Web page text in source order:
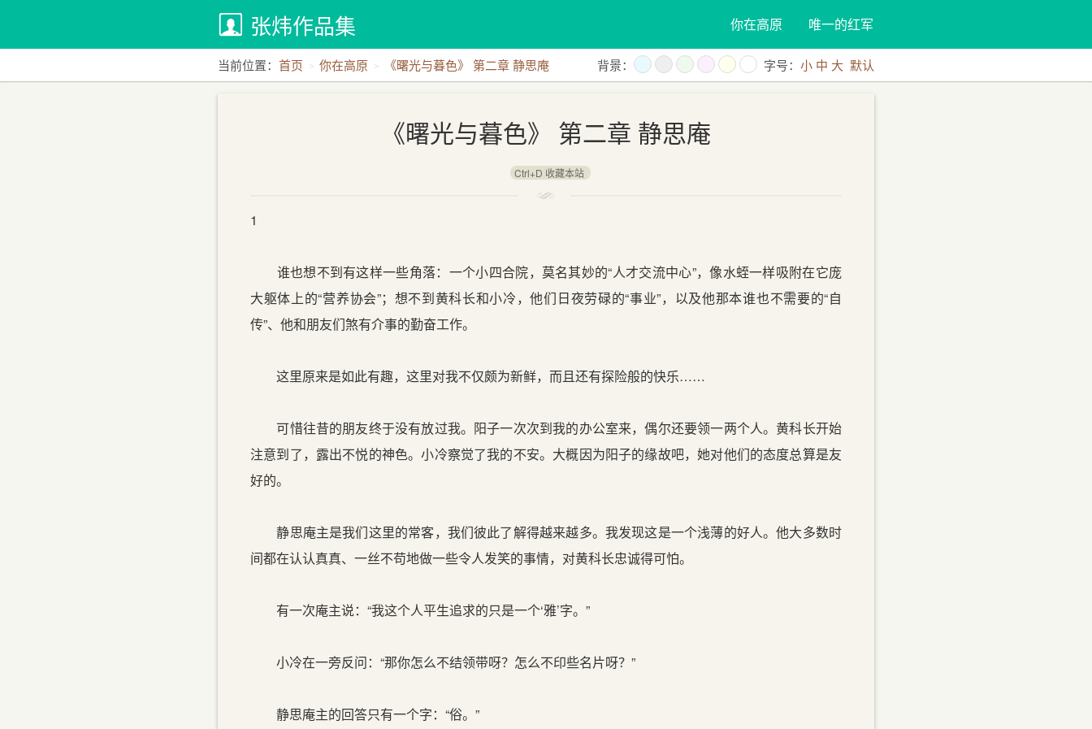
张炜作品集 你在高原 唯一的红军
当前位置： 首页 你在高原 《曙光与暮色》 第二章 静思庵 背景： 字号： 小 中 大 默认
《曙光与暮色》 第二章 静思庵
Ctrl+D 收藏本站
1
谁也想不到有这样一些角落：一个小四合院，莫名其妙的“人才交流中心”，像水蛭一样吸附在它庞
大躯体上的“营养协会”；想不到黄科长和小冷，他们日夜劳碌的“事业”，以及他那本谁也不需要的“自
传”、他和朋友们煞有介事的勤奋工作。
这里原来是如此有趣，这里对我不仅颇为新鲜，而且还有探险般的快乐……
可惜往昔的朋友终于没有放过我。阳子一次次到我的办公室来，偶尔还要领一两个人。黄科长开始
注意到了，露出不悦的神色。小冷察觉了我的不安。大概因为阳子的缘故吧，她对他们的态度总算是友
好的。
静思庵主是我们这里的常客，我们彼此了解得越来越多。我发现这是一个浅薄的好人。他大多数时
间都在认认真真、一丝不苟地做一些令人发笑的事情，对黄科长忠诚得可怕。
有一次庵主说：“我这个人平生追求的只是一个‘雅’字。”
小冷在一旁反问：“那你怎么不结领带呀？怎么不印些名片呀？”
静思庵主的回答只有一个字：“俗。”